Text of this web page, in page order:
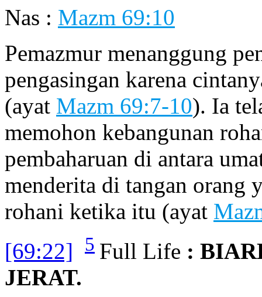
Nas : Mazm 69:10
Pemazmur menanggung
pengasingan karena
(ayat Mazm 69:7-10). Ia
memohon kebangunan
pembaharuan di antara
menderita di tangan orang
rohani ketika itu (ayat
[69:22]
5 Full Life :
JERAT.